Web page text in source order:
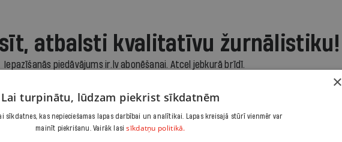
atbalsti kvalitatīvu žurnālistiku!
Iepazīšanās piedāvājums ir.lv abonēšanai. Atcel jebkurā brīdī.
Abonēt
×
Lai turpinātu, lūdzam piekrist sīkdatnēm
sīkdatnes, kas nepieciešamas lapas darbībai un analītikai. Lapas kreisajā stūrī vienmēr var
mainīt piekrišanu. Vairāk lasisīkdatņu politikā.